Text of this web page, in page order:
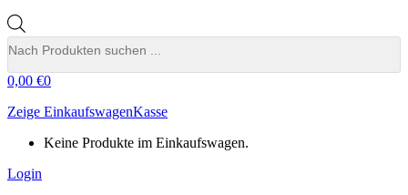
search
0,00 €0
Zeige EinkaufswagenKasse
Keine Produkte im Einkaufswagen.
Login